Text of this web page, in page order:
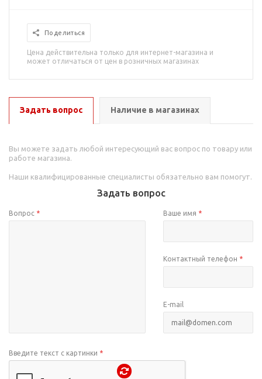
Поделиться
Цена действительна только для интернет-магазина и
может отличаться от цен в розничных магазинах
Задать вопрос Наличие в магазинах
Вы можете задать любой интересующий вас вопрос по товару или
работе магазина.
Наши квалифицированные специалисты обязательно вам помогут.
Задать вопрос
Вопрос * Ваше имя *
Контактный телефон *
E-mail
Введите текст с картинки *